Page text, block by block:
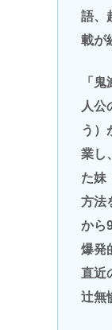
語、
載が
「
人公
う）
業し
た妹
方法
から
爆発
直近
辻無